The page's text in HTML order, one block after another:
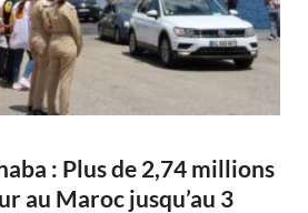
: Plus de 2,74 millions
au Maroc jusqu’au 3